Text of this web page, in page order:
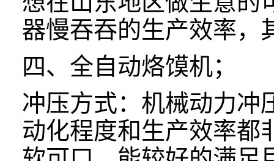
器慢吞吞的生产效率，
四、 全自动烙馍机；
冲压方式：机械动力冲
动化程度和生产效率都